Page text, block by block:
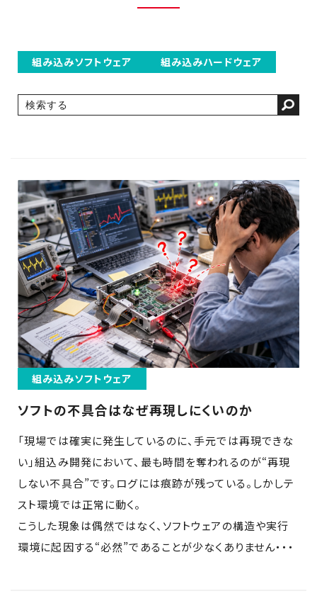
組み込みソフトウェア 組み込みハードウェア
組み込みソフトウェア
ソフトの不具合はなぜ再現しにくいのか
「現場では確実に発生しているのに、手元では再現できな
い」組込み開発において、最も時間を奪われるのが“再現
しない不具合”です。ログには痕跡が残っている。しかしテ
スト環境では正常に動く。
こうした現象は偶然ではなく、ソフトウェアの構造や実行
環境に起因する“必然”であることが少なくありません・・・